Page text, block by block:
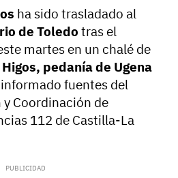
ha sido trasladado al
de Toledo tras el
martes en un chalé de
pedanía de Ugena
fuentes del
Coordinación de
112 de Castilla-La